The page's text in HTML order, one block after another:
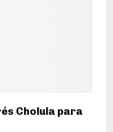
Cholula para